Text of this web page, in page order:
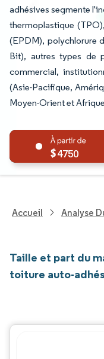
adhésives segmente
thermoplastique
(EPDM), polychlorure
Bit), autres types de
commercial,
(Asie-Pacifique,
Moyen-Orient et
4750
Accueil Analyse
Taille et part du
toiture auto-